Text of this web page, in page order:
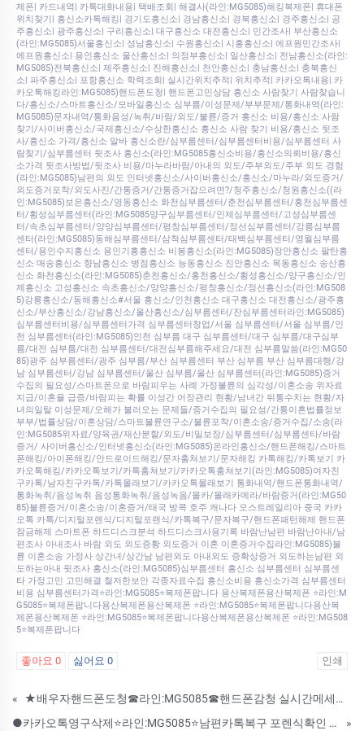
제폰| 카드내역| 카톡대화내용| 택배조회| 해결사(라인:MG5085)해킹복제폰| 휴대폰
위치찾기| 흥신소카톡해킹| 경기도흥신소| 경남흥신소| 경북흥신소| 경주흥신소| 공
주흥신소| 광주흥신소| 구리흥신소| 대구흥신소 대전흥신소| 민간조사| 부산흥신소
(라인:MG5085)서울흥신소| 성남흥신소| 수원흥신소| 시흥흥신소| 에프원민간조사|
에프원흥신소| 용인흥신소 울산흥신소| 의정부흥신소| 일산흥신소| 전남흥신소(라인:
MG5085)전북흥신소| 제주흥신소| 진해흥신소| 천안흥신소| 충남흥신소| 충북흥신
소| 파주흥신소| 포항흥신소 학력조회| 실시간위치추적| 위치추적| 카카오톡내용| 카
카오톡해킹라인:MG5085)핸드폰도청| 핸드폰고민상담 흥신소 사람찾기 사람찾습니
다/흥신소/스마트흥신소/모바일흥신소 심부름/이성문제/부부문제/통화내역(라인:
MG5085)문자내역/통화음성/녹취/바람/외도/불륜/증거 흥신소 비용/흥신소 사람
찾기/사이버흥신소/국제흥신소/수상한흥신소 흥신소 사람 찾기 비용/흥신소 뒷조
사/흥신소 가격/흥신소 알바 흥신소란/심부름센터/심부름센터비용/심부름센터 사
람찾기/심부름센터 뒷조사 흥신소(라인:MG5085흥신소비용/흥신소의뢰비용/흥신
소가격 뒷조사방법/뒷조사 비용/마누라바람/아내의 외도/주부외도/주부 외도 경험
(라인:MG5085)남편의 외도 인터넷흥신소/사이버흥신소/흥신소/마누라/외도증거/
외도증거포착/외도사진/간통증거/간통증거잡으려면?/청주흥신소/청원흥신소((라
인:MG5085)보은흥신소/영동흥신소 화천심부름센터/춘천심부름센터/홍천심부름센
터/횡성심부름센터(라인:MG5085양구심부름센터/인제심부름센터/고성심부름센
터/속초심부름센터/양양심부름센터/평창심부름센터/정선심부름센터/강릉심부름
센터(라인:MG5085)동해심부름센터/삼척심부름센터/태백심부름센터/영월심부름
센터/용인수지흥신소 용인기흥흥신소 비봉흥신소(라인:MG5085)장안흥신소 팔탄흥
신소 매송흥신소 향남흥신소 병점흥신소 능동흥신소 진안흥신소 목동흥신소 송산흥
신소 화천흥신소(라인:MG5085)춘천흥신소/홍천흥신소/횡성흥신소/양구흥신소/인
제흥신소 고성흥신소 속초흥신소/양양흥신소/평창흥신소/정선흥신소(라인:MG508
5)강릉흥신소/동해흥신소#서울 흥신소/인천흥신소 대구흥신소 대전흥신소/광주흥
신소/부산흥신소/강남흥신소/울산흥신소/심부름센터/잔심부름센터라인:MG5085)
심부름센터비용/심부름센터가격 심부름센터창업/서울 심부름센터/서울 심부름/인
천 심부름센터(라인:MG5085)인천 심부름 대구 심부름센터/대구 심부름/대구심부
름/대전 심부름/대전 심부름센터/대전심부름해주세요/대전 심부름말씀(라인:MG50
85)광주 심부름센터/광주 심부름/부산 심부름센터 부산 심부름 부산 심부름대행/강
남 심부름센터/강남 심부름센터/울산 심부름/울산 심부름센터(라인:MG5085)증거
수집의 필요성/스마트폰으로 바람피우는 사례 가정불륜의 심각성/이혼소송 위자료
지급/이혼율 급증/바람피는 확률 이성간 어장관리 현황/남녀간 뒤통수치는 현황/자
녀의일탈 이성문제/오해가 불러오는 문제들/증거수집의 필요성/간통이혼법률정보
부부/법률상담/이혼상담/스마트불륜연구소/불륜포착/이혼소송/증거수집/소송(라
인:MG5085위자료/양육권/재산분할/외도/비밀보장/심부름센터/심부름센타/바람
증거/ 사이버흥신소/인터넷흥신소(라인:MG5085)온라인흥신소/핸드폰해킹/스마트
폰해킹/아이폰해킹/안드로이드해킹/문자훔쳐보기/문자해킹 카톡해킹/카톡보기 카
카오톡해킹/카카오톡보기/카톡훔쳐보기/카카오톡훔쳐보기(라인:MG5085)여자친
구카톡/남자친구카톡/카톡몰래보기/카카오톡몰래보기 통화내역/핸드폰통화내역/
통화녹취/음성녹취 음성통화녹취/음성녹음/몰카/몰래카메라/바람증거(라인:MG50
85)불륜증거/이혼소송/이혼증거/태국 방콕 호주 캐나다 오스트레일리아 중국 카카
오톡 카톡/디지털포렌식/디지털포랜식/카톡복구/문자복구/핸드폰패턴해제 핸드폰
잠금해제 스마트폰 하드디스크분석 하드디스크사용기록 바람난남편 바람난아내/남
편조사 아내조사 바람 외도 외도증황 외도증거 이혼 이혼증거수집라인:MG5085)불
륜 이혼소송 가정사 상간녀/상간남 남편외도 아내외도 증확상증거 외도하는남편 외
도하는아내 뒷조사 흥신소(라인:MG5085)심부름센터 흥신소 심부름센터 심부름센
타 가정고민 고민해결 철저한보안 각종자료수집 흥신소비용 흥신소가격 심부름센터
비용 심부름센터가격⭐라인:MG5085⭐복제폰팝니다 용산복제폰용산복제폰 ⭐라인:M
G5085⭐복제폰팝니다용산복제폰용산복제폰 ⭐라인:MG5085⭐복제폰팝니다용산복
제폰용산복제폰 ⭐라인:MG5085⭐복제폰팝니다용산복제폰용산복제폰 ⭐라인:MG508
5⭐복제폰팝니다
좋아요 0 싫어요 0 인쇄
«
★배우자핸드폰도청☎라인:MG5085☎핸드폰감청 실시간메세지확인 위치추적 통화내역복구 카톡내역조회 복제폰 쌍둥이폰
●카카오톡영구삭제⭐라인:MG5085⭐남편카톡복구 포렌식확인 핸드폰해킹 복제폰 쌍둥이폰 스파이앱
»